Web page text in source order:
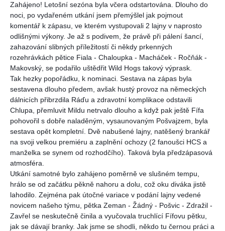
Zahájeno! Letošní sezóna byla včera odstartována. Dlouho do
noci, po vydařeném utkání jsem přemýšlel jak pojmout
komentář k zápasu, ve kterém vystupovali 2 lajny v naprosto
odlišnými výkony. Je až s podivem, že právě při pálení šancí,
zahazování slibných příležitostí či někdy prkenných
rozehrávkách pětice Fiala - Chaloupka - Macháček - Ročňák -
Makovský, se podařilo uštědřit Wild Hogs takový výprask.
Tak hezky popořádku, k nominaci. Sestava na zápas byla
sestavena dlouho předem, avšak hustý provoz na německých
dálnicích přibrzdila Ráďu a zdravotní komplikace odstavili
Chlupa, přemluvit Mildu netrvalo dlouho a když pak ještě Fífa
pohovořil s dobře naladěným, vysaunovaným Pošvajzem, byla
sestava opět kompletní. Dvě nabušené lajny, natěšený brankář
na svoji velkou premiéru a zaplnění ochozy (2 fanoušci HCS a
manželka se synem od rozhodčího). Taková byla předzápasová
atmosféra.
Utkání samotné bylo zahájeno poměrně ve slušném tempu,
hrálo se od začátku pěkně nahoru a dolu, což oku diváka jistě
lahodilo. Zejména pak útočné variace v podání lajny vedené
novicem našeho týmu, pětka Zeman - Žádný - Pošvic - Zdražil -
Zavřel se neskutečně činila a vyučovala truchlící Fífovu pětku,
jak se dávají branky. Jak jsme se shodli, někdo tu černou práci a